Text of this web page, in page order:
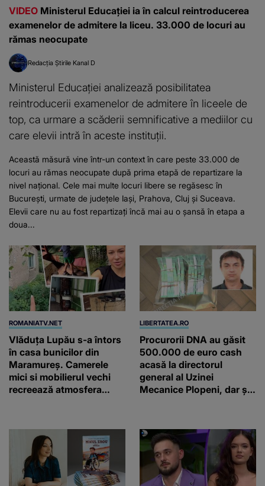
VIDEO Ministerul Educației ia în calcul reintroducerea
examenelor de admitere la liceu. 33.000 de locuri au
rămas neocupate
Redacția Știrile Kanal D
Ministerul Educației analizează posibilitatea
reintroducerii examenelor de admitere în liceele de
top, ca urmare a scăderii semnificative a mediilor cu
care elevii intră în aceste instituții.
Această măsură vine într-un context în care peste 33.000 de
locuri au rămas neocupate după prima etapă de repartizare la
nivel național. Cele mai multe locuri libere se regăsesc în
București, urmate de județele Iași, Prahova, Cluj și Suceava.
Elevii care nu au fost repartizați încă mai au o șansă în etapa a
doua...
ROMANIATV.NET
Vlăduța Lupău s-a întors
în casa bunicilor din
Maramureș. Camerele
mici si mobilierul vechi
recreează atmosfera
LIBERTATEA.RO
Procurorii DNA au găsit
500.000 de euro cash
acasă la directorul
general al Uzinei
Mecanice Plopeni, dar și